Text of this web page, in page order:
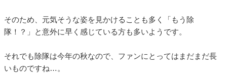
そのため、元気そうな姿を見かけることも多く「もう除
隊！？」と意外に早く感じている方も多いようです。
それでも除隊は今年の秋なので、ファンにとってはまだまだ長
いものですね…。